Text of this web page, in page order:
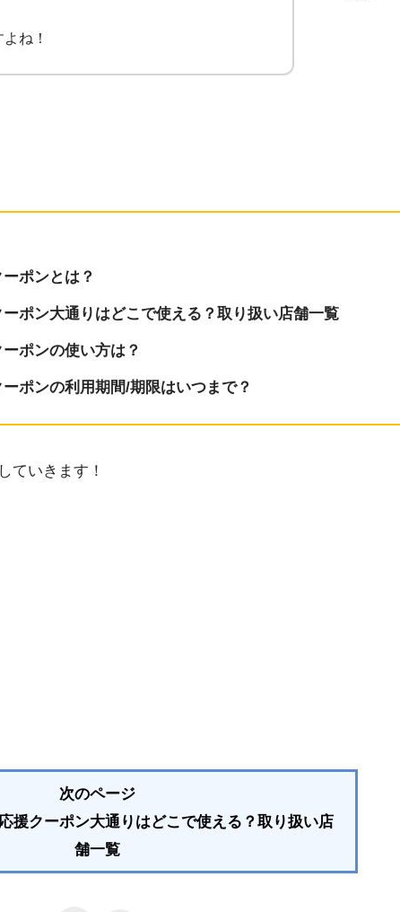
ね！
ポンとは？
ポン大通りはどこで使える？取り扱い店舗一覧
ポンの使い方は？
ポンの利用期間/期限はいつまで？
ていきます！
次のページ
援クーポン大通りはどこで使える？取り扱い店
舗一覧